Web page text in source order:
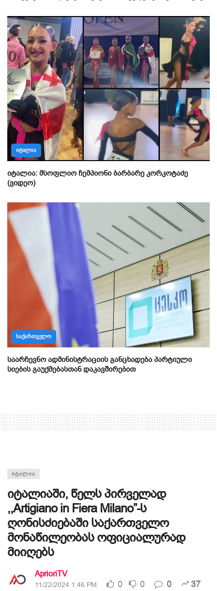
ᲘᲢᲐᲚᲘᲐ
იტალია: მსოფლიო ჩემპიონი ბარბარე კორკოტაძე
(ვიდეო)
ᲡᲐᲥᲐᲠᲗᲕᲔᲚᲝ
საარჩევნო ადმინისტრაციის განცხადება პარტიული
სიების გაუქმებასთან დაკავშირებით
ᲘᲢᲐᲚᲘᲐ
იტალიაში, წელს პირველად
,,Artigiano in Fiera Milano”-ს
ღონისძიებაში საქართველო
მონაწილეობას ოფიციალურად
მიიღებს
AprioriTV
11/22/2024 1:46 PM 0 0 0 37